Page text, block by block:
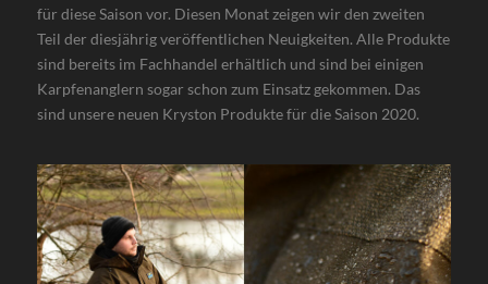
für diese Saison vor. Diesen Monat zeigen wir den zweiten
Teil der diesjährig veröffentlichen Neuigkeiten. Alle Produkte
sind bereits im Fachhandel erhältlich und sind bei einigen
Karpfenanglern sogar schon zum Einsatz gekommen. Das
sind unsere neuen Kryston Produkte für die Saison 2020.